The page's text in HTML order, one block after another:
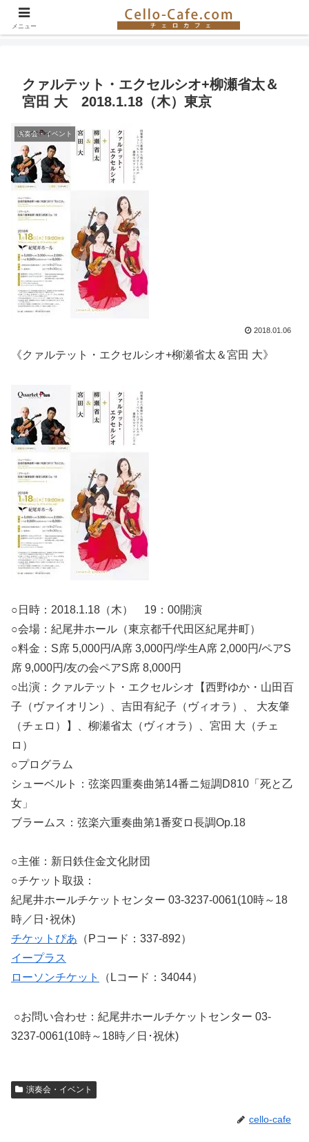
チェロ奏者やチェロ教室の紹介、イベント情報など。チェロの楽しさを伝える
サイト！
クァルテット・エクセルシオ+柳瀬省太＆
宮田 大 2018.1.18（木）東京
演奏会・イベント
2018.01.06
《クァルテット・エクセルシオ+柳瀬省太＆宮田 大》
○日時：2018.1.18（木） 19：00開演
○会場：紀尾井ホール（東京都千代田区紀尾井町）
○料金：S席 5,000円/A席 3,000円/学生A席 2,000円/ペアS
席 9,000円/友の会ペアS席 8,000円
○出演：クァルテット・エクセルシオ【西野ゆか・山田百
子（ヴァイオリン）、吉田有紀子（ヴィオラ）、 大友肇
（チェロ）】、柳瀬省太（ヴィオラ）、宮田 大（チェ
ロ）
○プログラム
シューベルト：弦楽四重奏曲第14番ニ短調D810「死と乙
女」
ブラームス：弦楽六重奏曲第1番変ロ長調Op.18
○主催：新日鉄住金文化財団
○チケット取扱：
紀尾井ホールチケットセンター 03-3237-0061(10時～18
時／日･祝休)
チケットぴあ （Pコード：337-892）
イープラス
ローソンチケット
（Lコード：34044）
○お問い合わせ：紀尾井ホールチケットセンター 03-
3237-0061(10時～18時／日･祝休)
演奏会・イベント
cello-cafe
メニュー